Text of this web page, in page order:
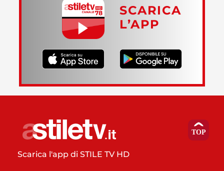
SCARICA
L’APP
Scarica l'app di STILE TV HD